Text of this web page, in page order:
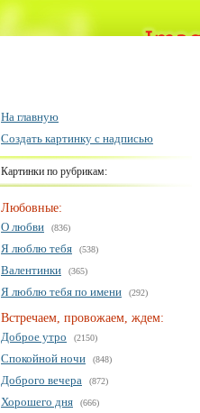
На главную
Создать картинку с надписью
Картинки по рубрикам:
Любовные:
О любви
(836)
Я люблю тебя (538)
Валентинки (365)
Я люблю тебя по имени (292)
Встречаем, провожаем, ждем:
Доброе утро
(2150)
Спокойной ночи (848)
Доброго вечера (872)
Хорошего дня (666)